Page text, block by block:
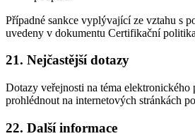
Případné sankce vyplývající ze vztahu s
uvedeny v dokumentu Certifikační
21. Nejčastější dotazy
Dotazy veřejnosti na téma elektronického
prohlédnout na internetových stránkách
22. Další informace